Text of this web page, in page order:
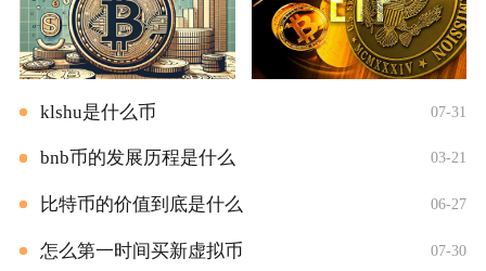
klshu是什么币 07-31
bnb币的发展历程是什么 03-21
比特币的价值到底是什么 06-27
怎么第一时间买新虚拟币 07-30